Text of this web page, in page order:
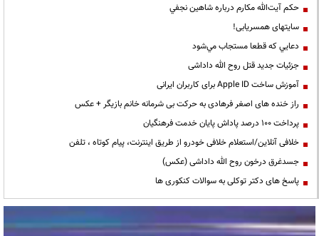
حكم آيت‌الله مكارم درباره شاهين نجفي
سایتهای همسریابی!
دعايي كه قطعا مستجاب مي‌شود
جزئیات جدید قتل روح الله داداشی
آموزش ساخت Apple ID برای کاربران ایرانی
راز خنده های اصغر فرهادی به حرکت بی شرمانه خانم بازیگر + عکس
پرداخت ۱۰۰ درصد پاداش پایان خدمت فرهنگیان
خلافی آنلاین/استعلام خلافی خودرو از طریق اینترنت، پیام کوتاه ، تلفن
جسدغرق درخون روح الله داداشی (عکس)
پاسخ های دکتر توکلی به سوالات کنکوری ها